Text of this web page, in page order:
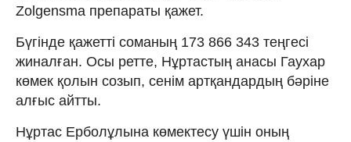
Zolgensma препараты қажет.
Бүгінде қажетті соманың 173 866 343 теңгесі
жиналған. Осы ретте, Нұртастың анасы Гаухар
көмек қолын созып, сенім артқандардың бәріне
алғыс айтты.
Нұртас Ерболұлына көмектесу үшін оның